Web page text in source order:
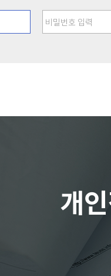
비밀번호 입력
개